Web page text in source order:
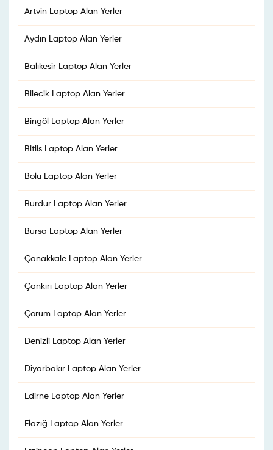
Artvin Laptop Alan Yerler
Aydın Laptop Alan Yerler
Balıkesir Laptop Alan Yerler
Bilecik Laptop Alan Yerler
Bingöl Laptop Alan Yerler
Bitlis Laptop Alan Yerler
Bolu Laptop Alan Yerler
Burdur Laptop Alan Yerler
Bursa Laptop Alan Yerler
Çanakkale Laptop Alan Yerler
Çankırı Laptop Alan Yerler
Çorum Laptop Alan Yerler
Denizli Laptop Alan Yerler
Diyarbakır Laptop Alan Yerler
Edirne Laptop Alan Yerler
Elazığ Laptop Alan Yerler